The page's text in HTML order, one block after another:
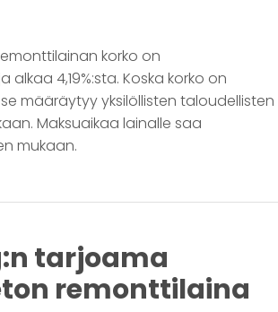
korko on
alkaa 4,19%:sta. Koska korko on
määräytyy yksilöllisten taloudellisten
Maksuaikaa lainalle saa
mukaan.
tarjoama
remonttilaina